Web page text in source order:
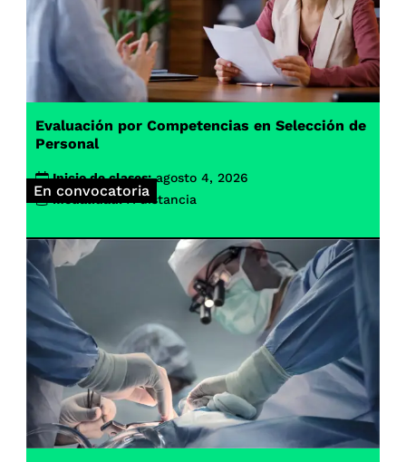
En convocatoria
Evaluación por Competencias en Selección de
Personal
Inicio de clases: agosto 4, 2026
Modalidad: A distancia